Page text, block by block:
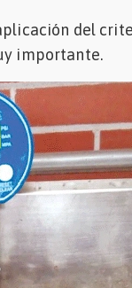
del
importante.